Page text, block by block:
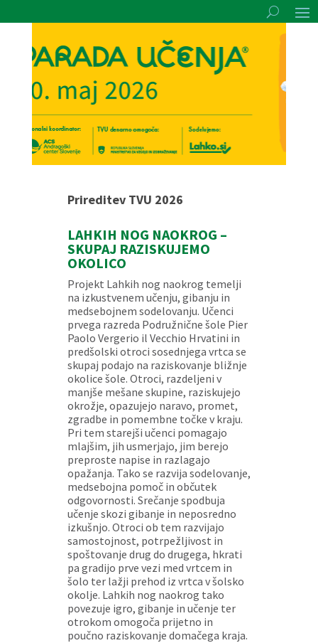
Prireditev TVU 2026
LAHKIH NOG NAOKROG –
SKUPAJ RAZISKUJEMO
OKOLICO
Projekt Lahkih nog naokrog temelji
na izkustvenem učenju, gibanju in
medsebojnem sodelovanju. Učenci
prvega razreda Podružnične šole Pier
Paolo Vergerio il Vecchio Hrvatini in
predšolski otroci sosednjega vrtca se
skupaj podajo na raziskovanje bližnje
okolice šole. Otroci, razdeljeni v
manjše mešane skupine, raziskujejo
okrožje, opazujejo naravo, promet,
zgradbe in pomembne točke v kraju.
Pri tem starejši učenci pomagajo
mlajšim, jih usmerjajo, jim berejo
preproste napise in razlagajo
opažanja. Tako se razvija sodelovanje,
medsebojna pomoč in občutek
odgovornosti. Srečanje spodbuja
učenje skozi gibanje in neposredno
izkušnjo. Otroci ob tem razvijajo
samostojnost, potrpežljivost in
spoštovanje drug do drugega, hkrati
pa gradijo prve vezi med vrtcem in
šolo ter lažji prehod iz vrtca v šolsko
okolje. Lahkih nog naokrog tako
povezuje igro, gibanje in učenje ter
otrokom omogoča prijetno in
poučno raziskovanje domačega kraja.